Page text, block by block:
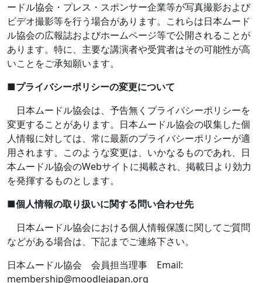
ードル協会・プレス・スポンサー企業等が写真撮影および
ビデオ撮影等を行う場合があります。これらは日本ムード
ル協会の広報誌およびホームページ等で公開されることが
あります。特に、主要な講演者や受賞者はその可能性が高
いことをご承知願います。
■プライバシーポリシーの変更について
日本ムードル協会は、予告無くプライバシーポリシーを
変更することがあります。日本ムードル協会の収集した個
人情報に対しては、常に最新のプライバシーポリシーが適
用されます。このような変更は、いかなるものであれ、日
本ムードル協会のWebサイトに掲載され、掲載日より効力
を発揮するものとします。
■個人情報の取り扱いに関する問い合わせ先
日本ムードル協会における個人情報保護に関してご質問
などがある場合は、下記までご連絡下さい。
日本ムードル協会 会員担当理事 Email:
membership@moodlejapan.org